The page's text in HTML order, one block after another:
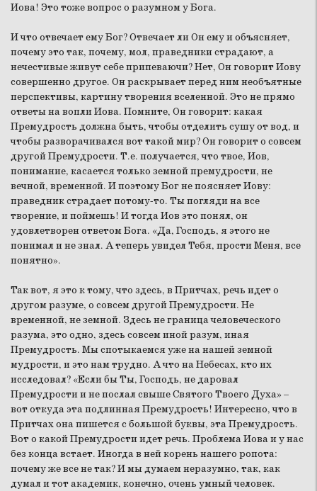
Иова! Это тоже вопрос о разумном у Бога.
И что отвечает ему Бог? Отвечает ли Он ему и объясняет,
почему это так, почему, мол, праведники страдают, а
нечестивые живут себе припеваючи? Нет, Он говорит Иову
совершенно другое. Он раскрывает перед ним необъятные
перспективы, картину творения вселенной. Это не прямо
ответы на вопли Иова. Помните, Он говорит: какая
Премудрость должна быть, чтобы отделить сушу от вод, и
чтобы разворачивался вот такой мир? Он говорит о совсем
другой Премудрости. Т.е. получается, что твое, Иов,
понимание, касается только земной премудрости, не
вечной, временной. И поэтому Бог не поясняет Иову:
праведник страдает потому-то. Ты погляди на все
творение, и поймешь! И тогда Иов это понял, он
удовлетворен ответом Бога. «Да, Господь, я этого не
понимал и не знал. А теперь увидел Тебя, прости Меня, все
понятно».
Так вот, я это к тому, что здесь, в Притчах, речь идет о
другом разуме, о совсем другой Премудрости. Не
временной, не земной. Здесь не граница человеческого
разума, это одно, здесь совсем иной разум, иная
Премудрость. Мы спотыкаемся уже на нашей земной
мудрости, и это нам трудно. А что на Небесах, кто их
исследовал? «Если бы Ты, Господь, не даровал
Премудрости и не послал свыше Святого Твоего Духа» –
вот откуда эта подлинная Премудрость! Интересно, что в
Притчах она пишется с большой буквы, эта Премудрость.
Вот о какой Премудрости идет речь. Проблема Иова и у нас
без конца встает. Иногда в ней корень нашего ропота:
почему же все не так? И мы думаем неразумно, так, как
думал и тот академик, конечно, очень умный человек.